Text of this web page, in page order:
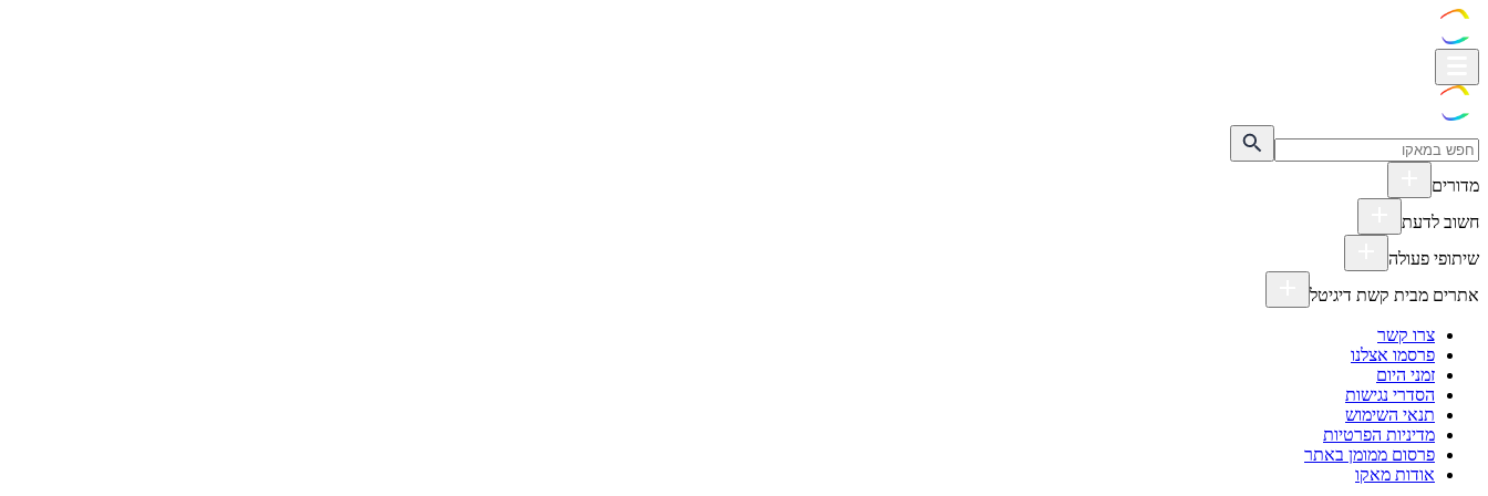
מדורים
חשוב לדעת
שיתופי פעולה
אתרים מבית קשת דיגיטל
צרו קשר
פרסמו אצלנו
זמני היום
הסדרי נגישות
תנאי השימוש
מדיניות הפרטיות
פרסום ממומן באתר
אודות מאקו